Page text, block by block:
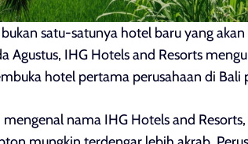
satu-satunya hotel baru yang
Agustus, IHG Hotels and Resorts
hotel pertama perusahaan di Bali
nama IHG Hotels and